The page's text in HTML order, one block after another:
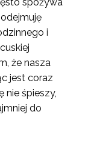
i
że nasza
jest coraz
nie śpieszy,
do